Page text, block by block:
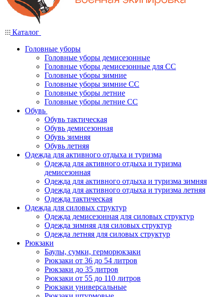
Каталог
Головные уборы
Головные уборы демисезонные
Головные уборы демисезонные для СС
Головные уборы зимние
Головные уборы зимние СС
Головные уборы летние
Головные уборы летние СС
Обувь
Обувь тактическая
Обувь демисезонная
Обувь зимняя
Обувь летняя
Одежда для активного отдыха и туризма
Одежда для активного отдыха и туризма
демисезонная
Одежда для активного отдыха и туризма зимняя
Одежда для активного отдыха и туризма летняя
Одежда тактическая
Одежда для силовых структур
Одежда демисезонная для силовых структур
Одежда зимняя для силовых структур
Одежда летняя для силовых структур
Рюкзаки
Баулы, сумки, герморюкзаки
Рюкзаки от 36 до 54 литров
Рюкзаки до 35 литров
Рюкзаки от 55 до 110 литров
Рюкзаки универсальные